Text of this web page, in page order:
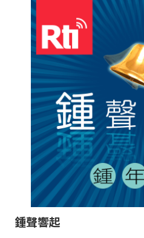
鍾聲響起